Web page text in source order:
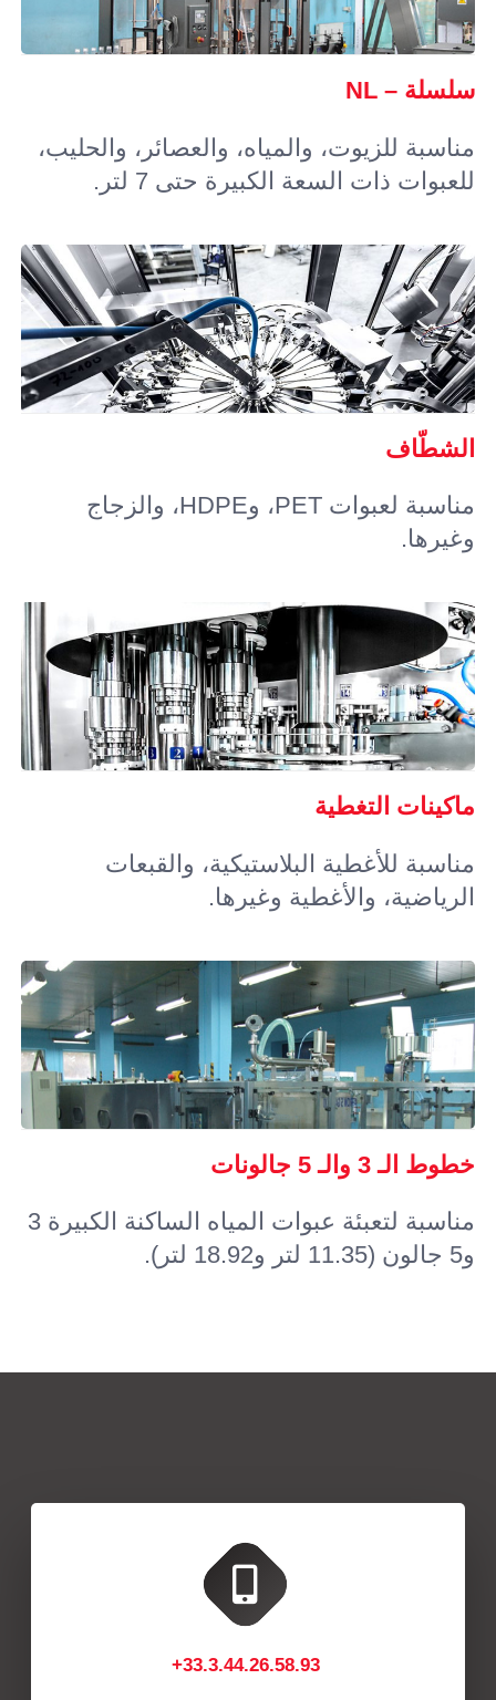
سلسلة – NL
مناسبة للزيوت، والمياه، والعصائر، والحليب،
للعبوات ذات السعة الكبيرة حتى 7 لتر.
الشطّاف
مناسبة لعبوات PET، وHDPE، والزجاج
وغيرها.
ماكينات التغطية
مناسبة للأغطية البلاستيكية، والقبعات
الرياضية، والأغطية وغيرها.
خطوط الـ 3 والـ 5 جالونات
مناسبة لتعبئة عبوات المياه الساكنة الكبيرة 3
و5 جالون (11.35 لتر و18.92 لتر).
+33.3.44.26.58.93